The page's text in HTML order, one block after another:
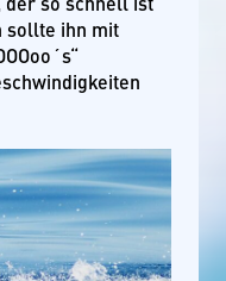
sollte ihn mit